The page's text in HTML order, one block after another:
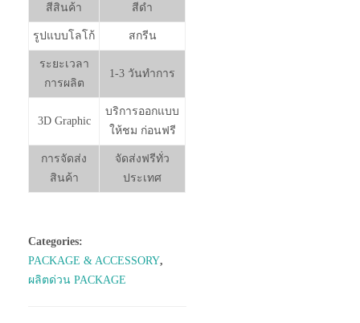
สีสินค้า สีดำ
รูปแบบโลโก้ สกรีน
ระยะเวลา
การผลิต
1-3 วันทำการ
3D Graphic
บริการออกแบบ
ให้ชม ก่อนฟรี
การจัดส่ง
สินค้า
จัดส่งฟรีทั่ว
ประเทศ
Categories:
PACKAGE & ACCESSORY,
ผลิตด่วน PACKAGE